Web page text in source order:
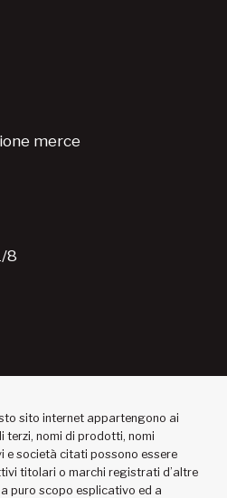
merce
8
sito internet appartengono ai
terzi, nomi di prodotti, nomi
e società citati possono essere
titolari o marchi registrati d’altre
puro scopo esplicativo ed a